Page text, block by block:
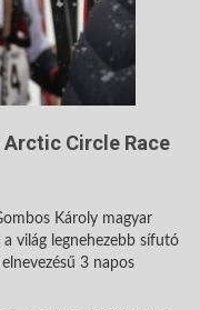
Circle Race
Károly magyar
világ legnehezebb sífutó
3 napos